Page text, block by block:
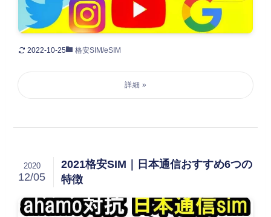
2022-10-25 格安SIM/eSIM
2021格安SIM｜日本通信おすすめ6つの
特徴
2020
12/05